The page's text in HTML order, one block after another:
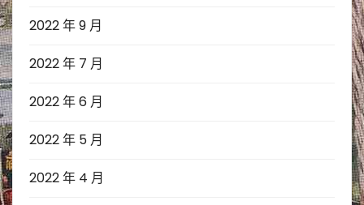
2022 年 9 月
2022 年 7 月
2022 年 6 月
2022 年 5 月
2022 年 4 月